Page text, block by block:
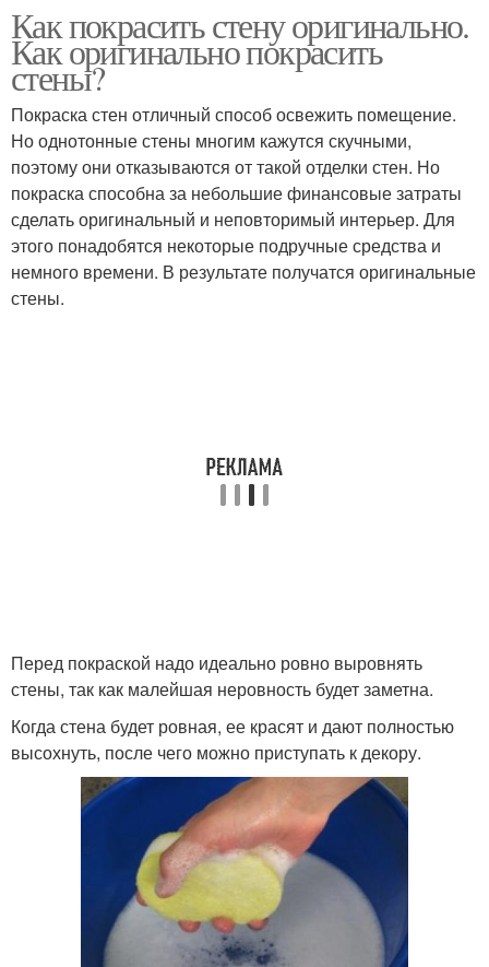
небольших пятен
Лайфхаки для остатков
Супер лайфхаки
Как покрасить стену оригинально.
Как оригинально покрасить
стены?
Покраска стен отличный способ освежить помещение.
Но однотонные стены многим кажутся скучными,
поэтому они отказываются от такой отделки стен. Но
покраска способна за небольшие финансовые затраты
сделать оригинальный и неповторимый интерьер. Для
этого понадобятся некоторые подручные средства и
немного времени. В результате получатся оригинальные
стены.
Перед покраской надо идеально ровно выровнять
стены, так как малейшая неровность будет заметна.
Когда стена будет ровная, ее красят и дают полностью
высохнуть, после чего можно приступать к декору.